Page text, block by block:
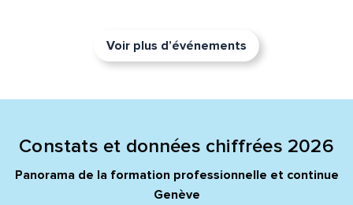
Voir plus d’événements
Constats et données chiffrées 2026
Panorama de la formation professionnelle et continue
Genève